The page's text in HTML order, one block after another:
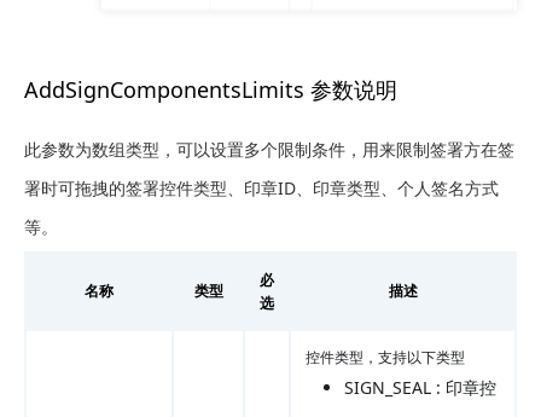
AddSignComponentsLimits 参数说明
此参数为数组类型，可以设置多个限制条件，用来限制签署方在签
署时可拖拽的签署控件类型、印章ID、印章类型、个人签名方式
等。
名称 类型
必
选
描述
控件类型，支持以下类型
SIGN_SEAL : 印章控